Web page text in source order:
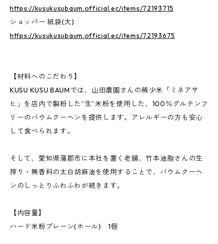
https://kusukusubaum.official.ec/items/72193715
ショッパー 紙袋(大)
https://kusukusubaum.official.ec/items/72193675
【材料へのこだわり】
KUSU KUSU BAUMでは、山田農園さんの稀少米「ミネアサ
ヒ」を店内で製粉した”生”米粉を使用した、100％グルテンフ
リーのバウムクーヘンを提供します。アレルギーの方も安心
して食べられます。
そして、愛知県蒲郡市に本社を置く老舗、竹本油脂さんの生
搾り・無香料の太白胡麻油を使用することで、バウムクーヘ
ンのしっとりふわふわが続きます。
【内容量】
ハード米粉プレーン(ホール) 1個